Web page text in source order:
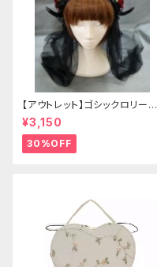
【アウトレット】ゴシックロリータ
ゴールドクラウン＆ホーン(ヴェ
ール付き)
¥3,150
30%OFF